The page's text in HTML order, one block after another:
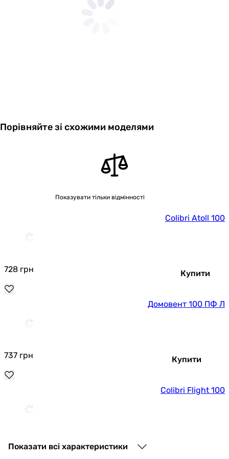
Порівняйте зі схожими моделями
Показувати тільки відмінності
Colibri Atoll 100
728 грн Купити
Домовент 100 ПФ Л
737 грн Купити
Colibri Flight 100
753
Показати всі характеристики